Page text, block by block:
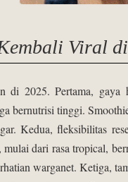
Viral
di 2025. Pertama,
bernutrisi tinggi.
Kedua, fleksibilitas
dari rasa tropical,
warganet. Ketiga,